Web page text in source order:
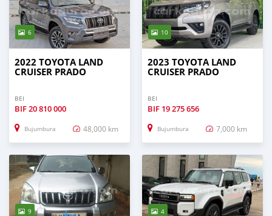
6
2022 TOYOTA LAND
CRUISER PRADO
BEI
BIF20 810 000
Bujumbura 48,000 km
10
2023 TOYOTA LAND
CRUISER PRADO
BEI
BIF 19 275 656
Bujumbura 7,000 km
9 4